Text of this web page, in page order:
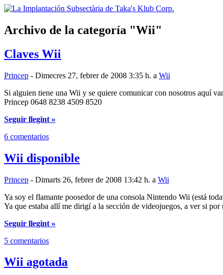
Archivo de la categoría
Wii
Claves Wii
Princep - Dimecres 27, febrer de 2008 3:35 h. a Wii
Si alguien tiene una Wii y se quiere comunicar con nosotros aquí
Princep 0648 8238 4509 8520
Seguir llegint »
6 comentarios
Wii disponible
Princep - Dimarts 26, febrer de 2008 13:42 h. a Wii
Ya soy el flamante poosedor de una consola Nintendo Wii (está
Ya que estaba allí me dirigí a la sección de videojuegos, a ver si
Seguir llegint »
5 comentarios
Wii agotada